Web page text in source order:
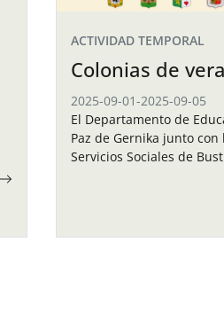
ACTIVIDAD TEMPORAL
Colonias de
2025-09-01-2025-09-05
El Departamento de
Paz de Gernika junto
Servicios Sociales de